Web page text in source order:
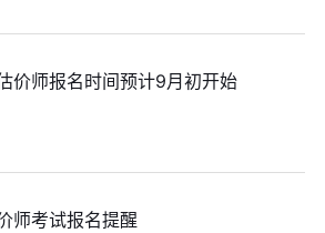
价师报名时间预计9月初开始
师考试报名提醒